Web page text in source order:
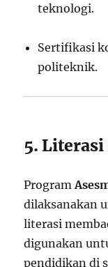
teknologi.
Sertifikasi
politeknik.
5.
Program
dilaksanakan
literasi
digunakan
pendidikan di